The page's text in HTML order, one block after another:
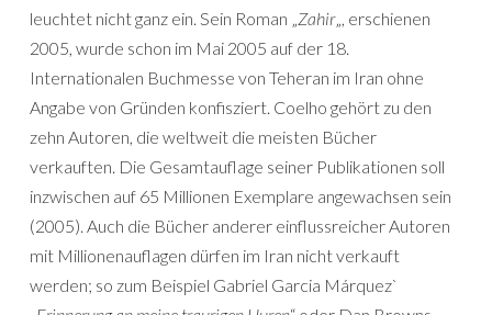
leuchtet nicht ganz ein. Sein Roman „Zahir„, erschienen
2005, wurde schon im Mai 2005 auf der 18.
Internationalen Buchmesse von Teheran im Iran ohne
Angabe von Gründen konfisziert. Coelho gehört zu den
zehn Autoren, die weltweit die meisten Bücher
verkauften. Die Gesamtauflage seiner Publikationen soll
inzwischen auf 65 Millionen Exemplare angewachsen sein
(2005). Auch die Bücher anderer einflussreicher Autoren
mit Millionenauflagen dürfen im Iran nicht verkauft
werden; so zum Beispiel Gabriel Garcia Márquez`